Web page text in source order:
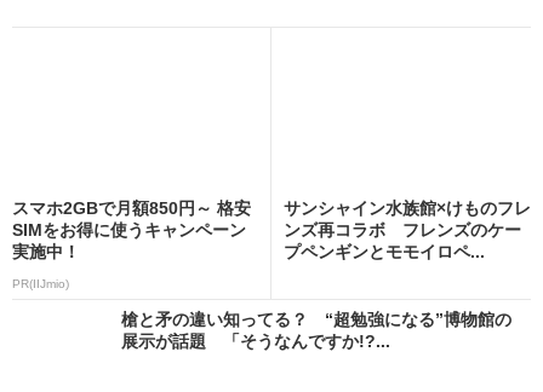
スマホ2GBで月額850円～ 格安
SIMをお得に使うキャンペーン
実施中！
PR(IIJmio)
サンシャイン水族館×けものフレ
ンズ再コラボ フレンズのケー
プペンギンとモモイロペ...
槍と矛の違い知ってる？ “超勉強になる”博物館の
展示が話題 「そうなんですか!?...